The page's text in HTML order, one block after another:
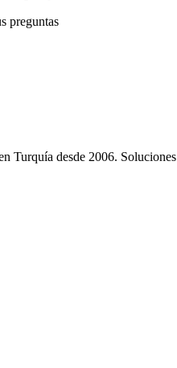
preguntas
Turquía desde 2006.